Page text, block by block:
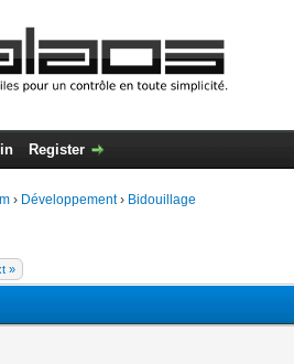
Register
› Développement› Bidouillage
»